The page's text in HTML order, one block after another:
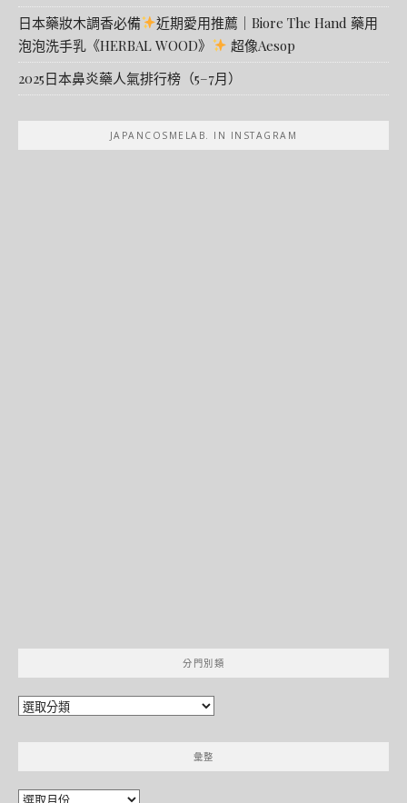
日本藥妝木調香必備
近期愛用推薦｜Biore The Hand 藥用
泡泡洗手乳《HERBAL WOOD》
超像Aesop
2025日本鼻炎藥人氣排行榜（5–7月）
JAPANCOSMELAB. IN INSTAGRAM
分門別類
分
別
彙整
彙